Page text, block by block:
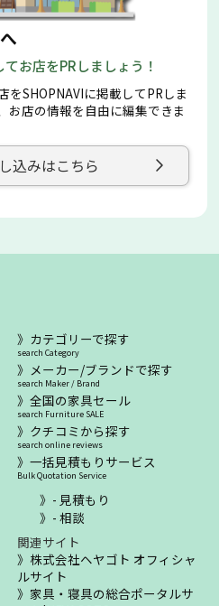
お店をPRしましょう！
をSHOPNAVIに掲載してPRしま
お店の情報を自由に編集できま
込みはこちら
カテゴリーで探す
search Category
メーカー/ブランドで探す
search Maker / Brand
全国の家具セール
search Furniture SALE
クチコミから探す
search online reviews
一括見積もりサービス
Bulk Quotation Service
- 見積もり
- 相談
関連サイト
株式会社ヘヤゴト オフィシャ
ルサイト
家具・寝具の総合ポータルサ